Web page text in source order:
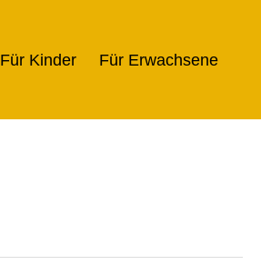
Für Kinder Für Erwachsene